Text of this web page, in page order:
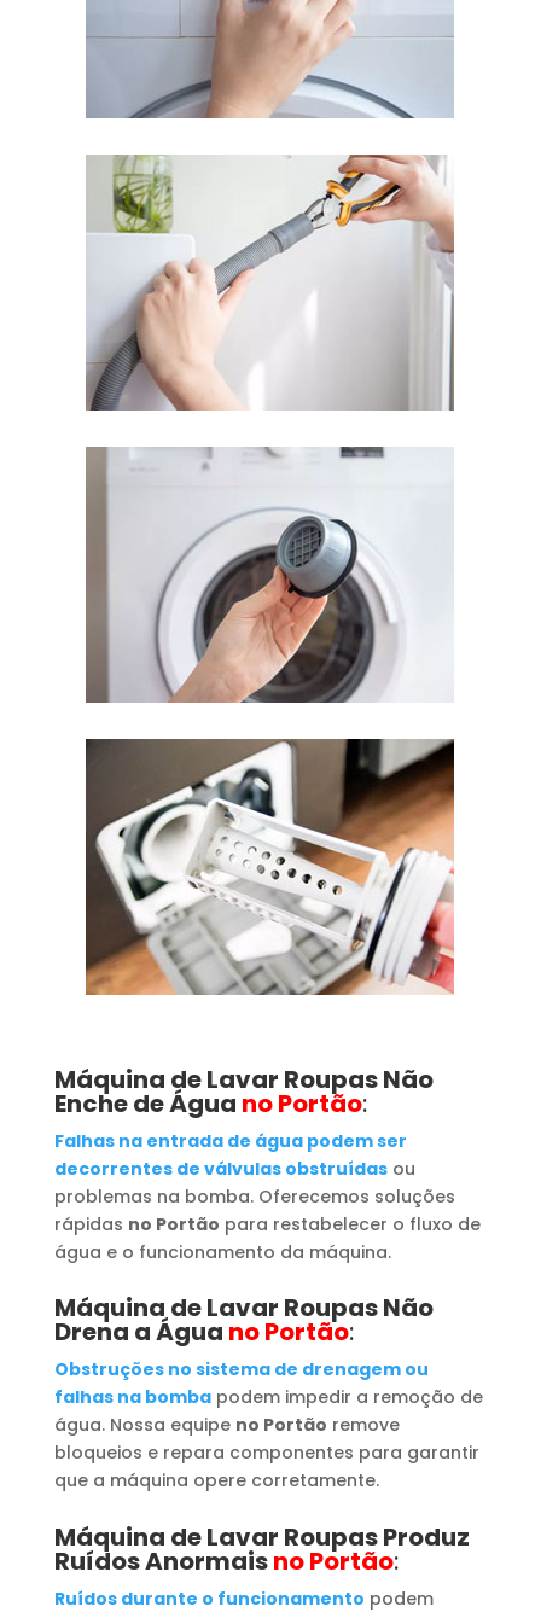
Máquina de Lavar RoupasNão
Enche de Água no Portão:
Falhas na entrada de água podem ser
decorrentes de válvulas obstruídasou
problemas na bomba. Oferecemos soluções
rápidas no Portão para restabelecer o fluxo de
água e o funcionamento da máquina.
Máquina de Lavar RoupasNão
Drena a Água no Portão:
Obstruções no sistema de drenagem ou
falhas na bombapodem impedir a remoção de
água. Nossa equipe no Portão remove
bloqueios e repara componentes para garantir
que a máquina opere corretamente.
Máquina de Lavar RoupasProduz
Ruídos Anormaisno Portão:
Ruídos durante o funcionamento podem